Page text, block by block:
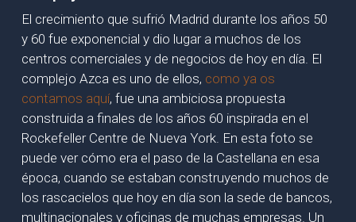
El crecimiento que sufrió Madrid durante los años 50
y 60 fue exponencial y dio lugar a muchos de los
centros comerciales y de negocios de hoy en día. El
complejo Azca es uno de ellos, como ya os
contamos aquí, fue una ambiciosa propuesta
construida a finales de los años 60 inspirada en el
Rockefeller Centre de Nueva York. En esta foto se
puede ver cómo era el paso de la Castellana en esa
época, cuando se estaban construyendo muchos de
los rascacielos que hoy en día son la sede de bancos,
multinacionales y oficinas de muchas empresas. Un